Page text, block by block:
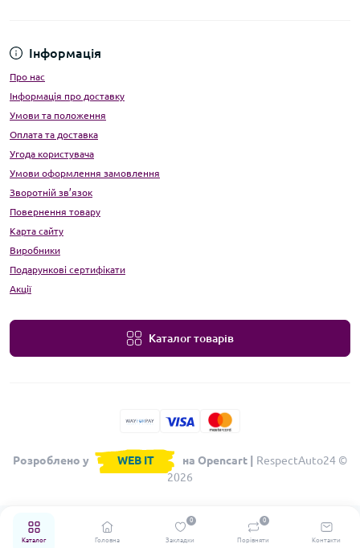
Каталог Головна Закладки
0
Порівняти
0
Контакти
Інформація
Про нас
Інформація про доставку
Умови та положення
Оплата та доставка
Угода користувача
Умови оформлення замовлення
Зворотній зв’язок
Повернення товару
Карта сайту
Виробники
Подарункові сертифікати
Акції
Каталог товарів
Розроблено у WEB IT на Opencart |
RespectAuto24 ©
2026